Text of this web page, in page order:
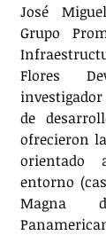
José
Grupo
Flores
de
ofrecieron
entorno
Magna